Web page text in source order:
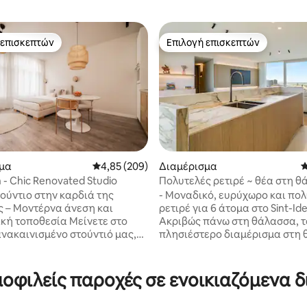
5, 165 κριτικές Μέση βαθμολογία: 4,85 στα 5, 209 κριτικές
4,85 (209)
- Chic Renovated Studio
στην καρδιά της
– Μοντέρνα άνεση και
Μείνετε στο
στούντιό μας,
τα εστιατόρια
κλάσης και τα διάσημα
Επιλογή επισκεπτών
Επιλογή επισκεπτών
Διαμέρισμα
Πολυτελές ρετιρέ ~ θέα στη
και στους αμμόλοφους
- Μοναδικό, ευρύχωρο και
ρετιρέ για 6 άτομα στο Sint-
Ακριβώς πάνω στη θάλασσα,
πλησιέστερο διαμέρισμα στη
αμμόλοφους. - Άμεση
παραλία και τους
παροχές σε ενοικιαζόμενα